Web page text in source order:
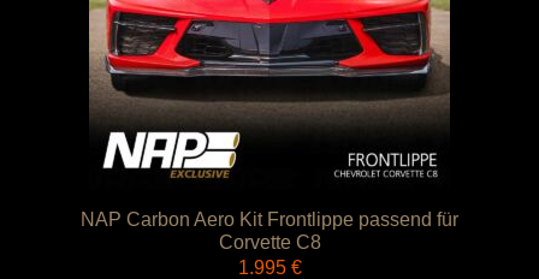
NAP Carbon Aero Kit Frontlippe passend für
Corvette C8
1.995 €